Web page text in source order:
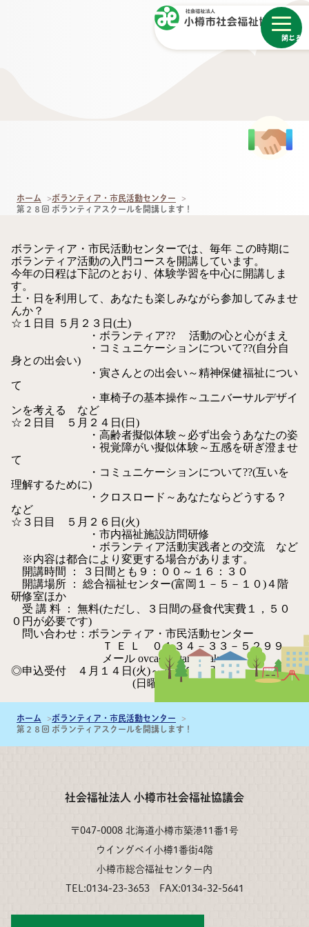
メニュー
閉じる
ホーム
ボランティア・市民活動センター
第２８回 ボランティアスクールを開講します！
ボランティア・市民活動センターでは、毎年 この時期に
ボランティア活動の入門コースを開講しています。
今年の日程は下記のとおり、体験学習を中心に開講しま
す。
土・日を利用して、あなたも楽しみながら参加してみませ
んか？
☆１日目 ５月２３日(土)
・ボランティア?? 活動の心と心がまえ
・コミュニケーションについて??(自分自
身との出会い)
・寅さんとの出会い～精神保健福祉につい
て
・車椅子の基本操作～ユニバーサルデザイ
ンを考える など
☆２日目 ５月２４日(日)
・高齢者擬似体験～必ず出会うあなたの姿
・視覚障がい擬似体験～五感を研ぎ澄ませ
て
・コミュニケーションについて??(互いを
理解するために)
・クロスロード～あなたならどうする ？
など
☆３日目 ５月２６日(火)
・市内福祉施設訪問研修
・ボランティア活動実践者との交流 など
※内容は都合により変更する場合があります。
開講時間 ： ３日間とも９：００～１６：３０
開講場所 ： 総合福祉センター(富岡１－５－１０)４階
研修室ほか
受 講 料 ： 無料(ただし、３日間の昼食代実費１，５０
０円が必要です)
問い合わせ：ボランティア・市民活動センター
Ｔ Ｅ Ｌ ０１３４－３３－５２９９
メール ovcac@otaru-syakyo.jp
◎申込受付 ４月１４日(火)～４月２１日(火)
(日曜･月曜日をのぞく)
ホーム
ボランティア・市民活動センター
第２８回 ボランティアスクールを開講します！
社会福祉法人 小樽市社会福祉協議会
〒047-0008 北海道小樽市築港11番1号
ウイングベイ小樽1番街4階
小樽市総合福祉センター内
TEL:0134-23-3653 FAX:0134-32-5641